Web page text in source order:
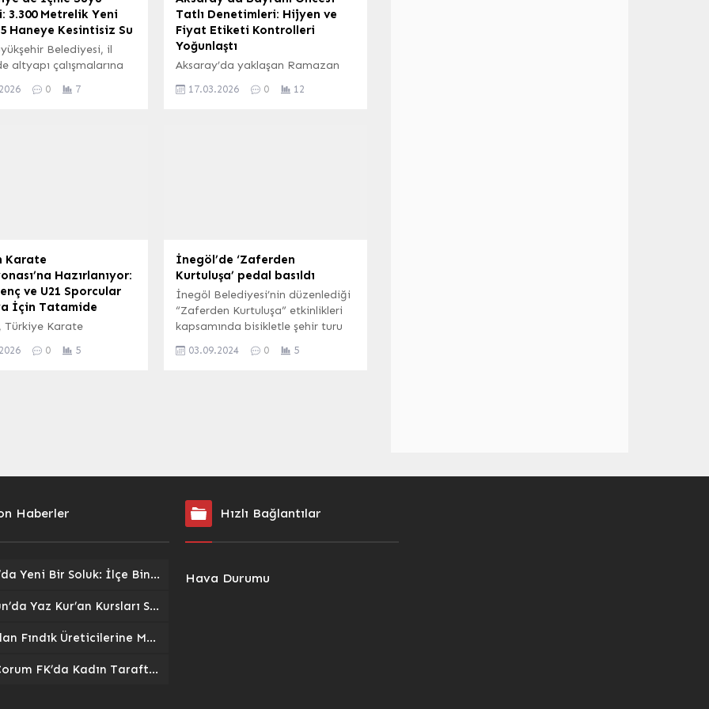
3.300 Metrelik Yeni
Haneye Kesintisiz Su
Belediyesi, il
altyapı çalışmalarına
hizmet kalitesini
0 7
Tatlı Denetimleri: Hijyen ve
Fiyat Etiketi Kontrolleri
Yoğunlaştı
Aksaray’da yaklaşan Ramazan
ve satışı yapan işletmelere
ürünlerin fiyat etiketlerinin
doğruluğunu ve raf fiyatı ile kasa
fiyatı arasındaki...
17.03.2026 0 12
Karate
Hazırlanıyor:
ve U21 Sporcular
İçin Tatamide
Türkiye Karate
edilecek önemli bir
için mücadele
özel şampiyona,
0 5
İnegöl’de ‘Zaferden
Kurtuluşa’ pedal basıldı
İnegöl Belediyesi’nin düzenlediği
“Zaferden Kurtuluşa” etkinlikleri
kapsamında bisikletle şehir turu
03.09.2024 0 5
Haberler
Pazar’da Yeni Bir Soluk: İlçe Binası ve Kent Lokantası Hizmete Açıldı
Giresun’da Yaz Kur’an Kursları Sokak Oyunlarıyla Şenlendi: Gelenekler Yeniden Canlandı
TMO’dan Fındık Üreticilerine Müjde: 2026/27 Sezonu Alım Fiyatları ve Destekler Açıklandı
Arca Çorum FK’da Kadın Taraftarlar Sahne Alıyor: ‘Kırmızı Kanatlar’ Tribünlere Güç Katacak
Hızlı Bağlantılar
Hava Durumu